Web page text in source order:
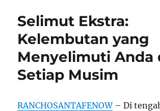
Selimut Ekstra:
Kelembutan yang
Menyelimuti Anda
Setiap Musim
RANCHOSANTAFENOW– Di